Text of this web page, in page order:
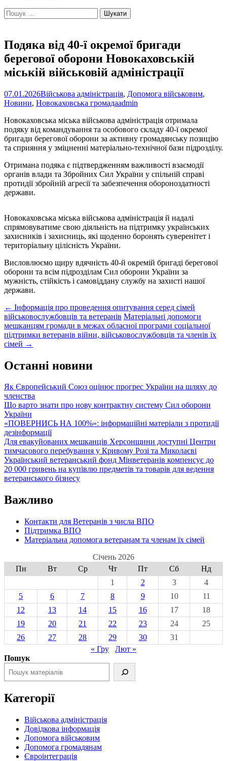
Пошук:
Подяка від 40-ї окремої бригади
берегової оборони Новокаховській
міській військовій адміністрації
07.01.2026Військова адміністрація, Допомога військовим,
Новини, Новокаховська громадаadmin
Новокаховська міська військова адміністрація отримала
подяку від командування та особового складу 40-ї окремої
бригади берегової оборони за активну громадянську позицію
та сприяння у зміцненні матеріально-технічної бази підрозділу.
Отримана подяка є підтвердженням важливості взаємодії
органів влади та Збройних Сил України у спільній справі
протидії збройній агресії та забезпечення обороноздатності
держави.
Новокаховська міська військова адміністрація й надалі
спрямовуватиме свою діяльність на підтримку українських
захисників і захисниць, які щоденно боронять суверенітет і
територіальну цілісність України.
Висловлюємо щиру вдячність 40-й окремій бригаді берегової
оборони та всім підрозділам Сил оборони України за
мужність, стійкість і самовіддану службу на захисті нашої
держави.
Post
navigation
← Інформація про проведення опитування серед сімей
військовослужбовців та ветеранів Матеріальні допомоги
мешканцям громади в межах обласної програми соціальної
підтримки ветеранів війни, військовослужбовців та членів їх
сімей →
Останні новини
Як Європейський Союз оцінює прогрес України на шляху до
членства
Що варто знати про нову контрактну систему Сил оборони
України
«ПОВЕРНИСЬ НА 100%»: інформаційні матеріали з протидії
дезінформації
Для евакуйованих мешканців Херсонщини доступні Центри
тимчасового перебування у Кривому Розі та Миколаєві
Український ветеранський фонд Мінветеранів компенсує до
20 000 гривень на купівлю предметів та товарів для ведення
ветеранського бізнесу
Важливо
Контакти для Ветеранів з числа ВПО
Підтримка ВПО
Матеріальна допомога ветеранам та членам їх сімей
Січень 2026
Пн
Вт Ср Чт Пт Сб
Нд
1
2 3
4
5
6 7 8 9 10
11
12
13 14 15 16 17
18
19
20 21 22 23 24
25
26
27 28 29 30
31
« Гру
Лют »
Пошук
Категорії
Військова адміністрація
Довідкова інформація
Допомога військовим
Допомога громадянам
Євроінтеграція